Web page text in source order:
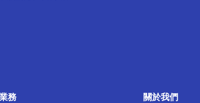
務 關於我們